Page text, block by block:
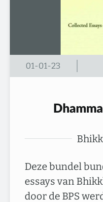
01-01-23
Deze bundel
essays van
door de BPS